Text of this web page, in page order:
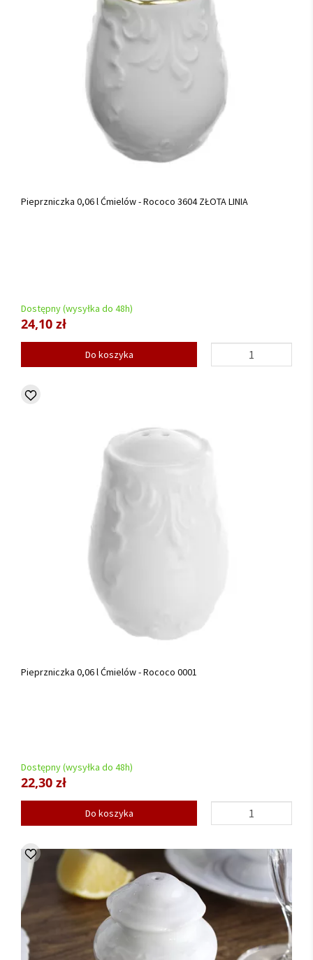
Pieprzniczka 0,06 l Ćmielów - Rococo 3604 ZŁOTA LINIA
Dostępny (wysyłka do 48h)
24,10 zł
Do koszyka
Pieprzniczka 0,06 l Ćmielów - Rococo 0001
Dostępny (wysyłka do 48h)
22,30 zł
Do koszyka